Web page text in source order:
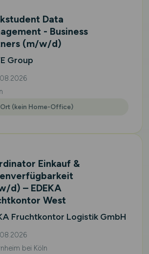
Data
- Business
(m/w/d)
Group
(kein Home-Office)
Einkauf &
d) – EDEKA
West
Fruchtkontor Logistik GmbH
bei Köln